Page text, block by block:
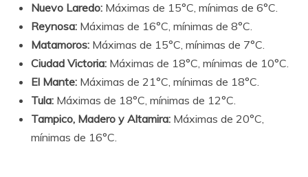
Nuevo Laredo: Máximas de 15°C, mínimas de 6°C.
Reynosa: Máximas de 16°C, mínimas de 8°C.
Matamoros: Máximas de 15°C, mínimas de 7°C.
Ciudad Victoria: Máximas de 18°C, mínimas de 10°C.
El Mante: Máximas de 21°C, mínimas de 18°C.
Tula: Máximas de 18°C, mínimas de 12°C.
Tampico, Madero y Altamira: Máximas de 20°C,
mínimas de 16°C.